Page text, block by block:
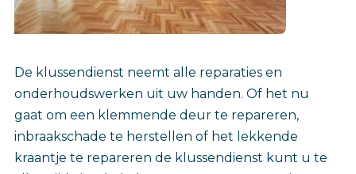
De klussendienst neemt alle reparaties en
onderhoudswerken uit uw handen. Of het nu
gaat om een klemmende deur te repareren,
inbraakschade te herstellen of het lekkende
kraantje te repareren de klussendienst kunt u te